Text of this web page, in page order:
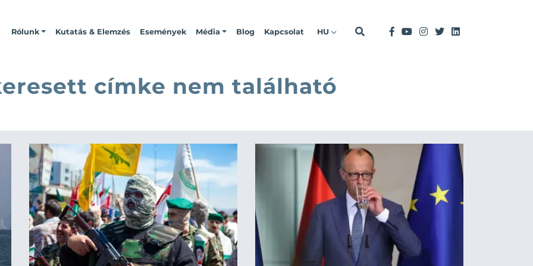
Rólunk Kutatás & Elemzés Események Média Blog Kapcsolat HU
címke nem található